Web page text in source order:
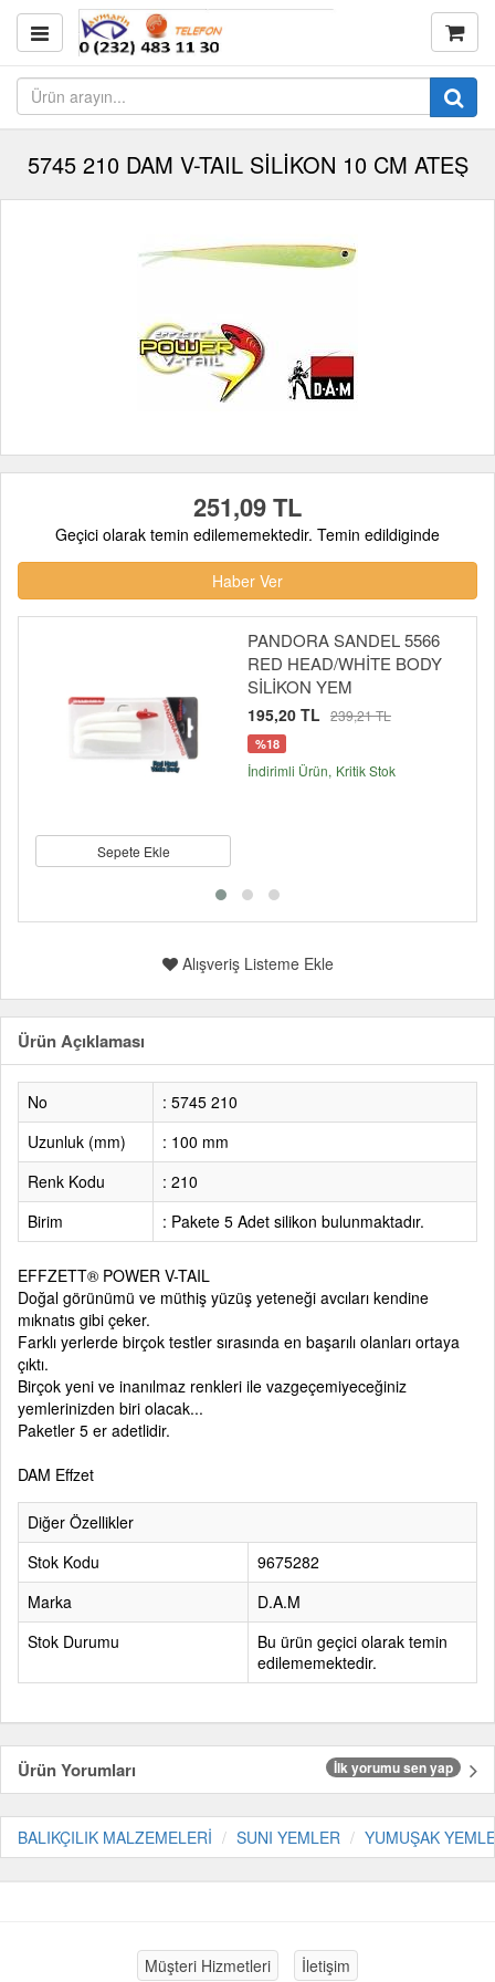
5745 210 DAM V-TAIL SİLİKON 10 CM ATEŞ
251,09 TL
Geçici olarak temin edilememektedir. Temin edildiginde
Haber Ver
Sepete Ekle
PANDORA SANDEL 5566
RED HEAD/WHİTE BODY
SİLİKON YEM
195,20 TL 239,21 TL
%18
İndirimli Ürün Kritik Stok
Alışveriş Listeme Ekle
Ürün Açıklaması
No
: 5745 210
Uzunluk (mm)
: 100 mm
Renk Kodu
: 210
Birim
: Pakete 5 Adet silikon bulunmaktadır.
EFFZETT® POWER V-TAIL
Doğal görünümü ve müthiş yüzüş yeteneği avcıları kendine
mıknatıs gibi çeker.
Farklı yerlerde birçok testler sırasında en başarılı olanları ortaya
çıktı.
Birçok yeni ve inanılmaz renkleri ile vazgeçemiyeceğiniz
yemlerinizden biri olacak...
Paketler 5 er adetlidir.
DAM Effzet
Diğer Özellikler
Stok Kodu
9675282
Marka
D.A.M
Stok Durumu
Bu ürün geçici olarak temin
edilememektedir.
Ürün Yorumları İlk yorumu sen yap
BALIKÇILIK MALZEMELERİ SUNI YEMLER YUMUŞAK
Müşteri Hizmetleri İletişim